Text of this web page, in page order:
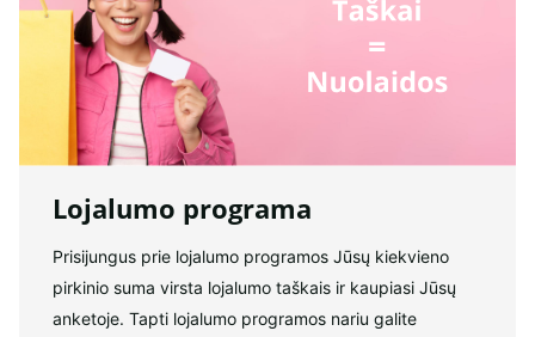
Lojalumo programa
Prisijungus prie lojalumo programos Jūsų kiekvieno
pirkinio suma virsta lojalumo taškais ir kaupiasi Jūsų
anketoje. Tapti lojalumo programos nariu galite